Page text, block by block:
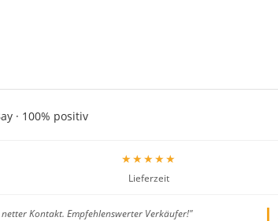
· 100% positiv
★★★★★
Lieferzeit
Kontakt. Empfehlenswerter Verkäufer!"